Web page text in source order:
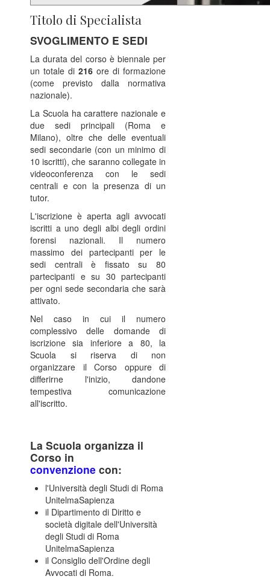
Titolo di Specialista
SVOGLIMENTO E SEDI
La durata del corso è biennale per
un totale di 216 ore di formazione
(come previsto dalla normativa
nazionale).
La Scuola ha carattere nazionale e
due sedi principali (Roma e
Milano), oltre che delle eventuali
sedi secondarie (con un minimo di
10 iscritti), che saranno collegate in
videoconferenza con le sedi
centrali e con la presenza di un
tutor.
L'iscrizione è aperta agli avvocati
iscritti a uno degli albi degli ordini
forensi nazionali. Il numero
massimo dei partecipanti per le
sedi centrali è fissato su 80
partecipanti e su 30 partecipanti
per ogni sede secondaria che sarà
attivato.
Nel caso in cui il numero
complessivo delle domande di
iscrizione sia inferiore a 80, la
Scuola si riserva di non
organizzare il Corso oppure di
differirne l'inizio, dandone
tempestiva comunicazione
all'iscritto.
La Scuola organizza il
Corso in
convenzione con:
l'Università degli Studi di Roma
UnitelmaSapienza
il Dipartimento di Diritto e
società digitale dell'Università
degli Studi di Roma
UnitelmaSapienza
il Consiglio dell'Ordine degli
Avvocati di Roma.